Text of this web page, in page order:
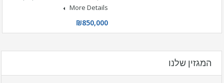
More Details
₪850,000
המגזין שלנו